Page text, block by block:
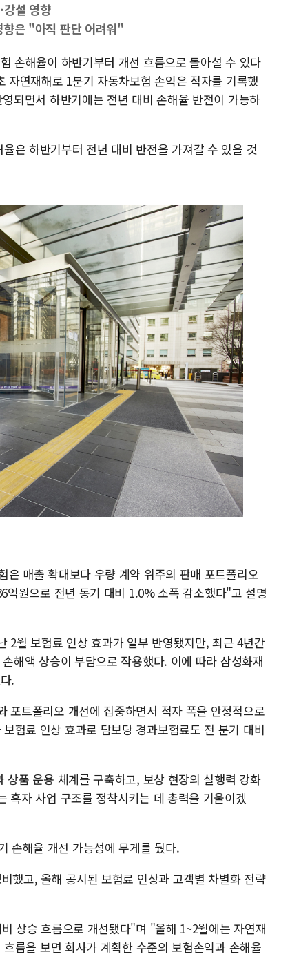
설 영향
은 "아직 판단 어려워"
손해율이 하반기부터 개선 흐름으로 돌아설 수 있다
연재해로 1분기 자동차보험 손익은 적자를 기록했
되면서 하반기에는 전년 대비 손해율 반전이 가능하
은 하반기부터 전년 대비 반전을 가져갈 수 있을 것
매출 확대보다 우량 계약 위주의 판매 포트폴리오
원으로 전년 동기 대비 1.0% 소폭 감소했다"고 설명
2월 보험료 인상 효과가 일부 반영됐지만, 최근 4년간
해액 상승이 부담으로 작용했다. 이에 따라 삼성화재
.
포트폴리오 개선에 집중하면서 적자 폭을 안정적으로
험료 인상 효과로 담보당 경과보험료도 전 분기 대비
품 운용 체계를 구축하고, 보상 현장의 실행력 강화
흑자 사업 구조를 정착시키는 데 총력을 기울이겠
손해율 개선 가능성에 무게를 뒀다.
했고, 올해 공시된 보험료 인상과 고객별 차별화 전략
상승 흐름으로 개선됐다"며 "올해 1~2월에는 자연재
름을 보면 회사가 계획한 수준의 보험손익과 손해율